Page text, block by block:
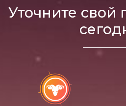
Уточните свой